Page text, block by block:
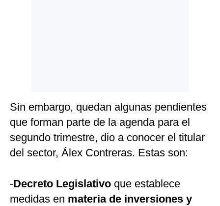
Sin embargo, quedan algunas pendientes
que forman parte de la agenda para el
segundo trimestre, dio a conocer el titular
del sector, Álex Contreras. Estas son:
-Decreto Legislativo que establece
medidas en materia de inversiones y